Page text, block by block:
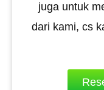
juga untuk
dari kami, cs